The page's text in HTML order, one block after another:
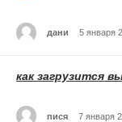
дани 5 января
как загрузится
пися 7 января